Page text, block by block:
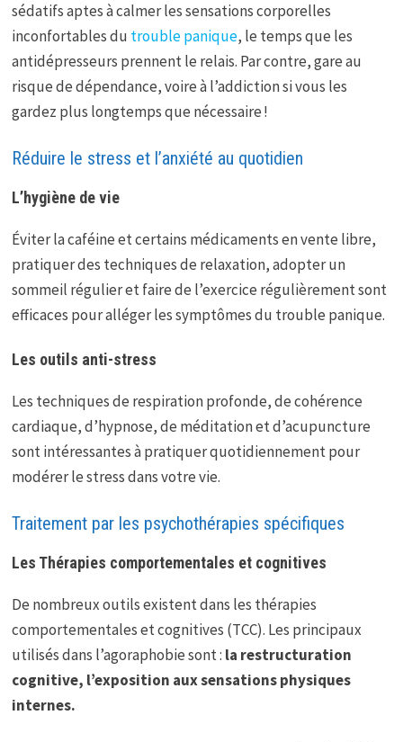
sédatifs aptes à calmer les sensations corporelles
inconfortables du trouble panique, le temps que les
antidépresseurs prennent le relais. Par contre, gare au
risque de dépendance, voire à l’addiction si vous les
gardez plus longtemps que nécessaire !
Réduire le stress et l’anxiété au quotidien
L’hygiène de vie
Éviter la caféine et certains médicaments en vente libre,
pratiquer des techniques de relaxation, adopter un
sommeil régulier et faire de l’exercice régulièrement sont
efficaces pour alléger les symptômes du trouble panique.
Les outils anti-stress
Les techniques de respiration profonde, de cohérence
cardiaque, d’hypnose, de méditation et d’acupuncture
sont intéressantes à pratiquer quotidiennement pour
modérer le stress dans votre vie.
Traitement par les psychothérapies spécifiques
Les Thérapies comportementales et cognitives
De nombreux outils existent dans les thérapies
comportementales et cognitives (TCC). Les principaux
utilisés dans l’agoraphobie sont : la restructuration
cognitive, l’exposition aux sensations physiques
internes.